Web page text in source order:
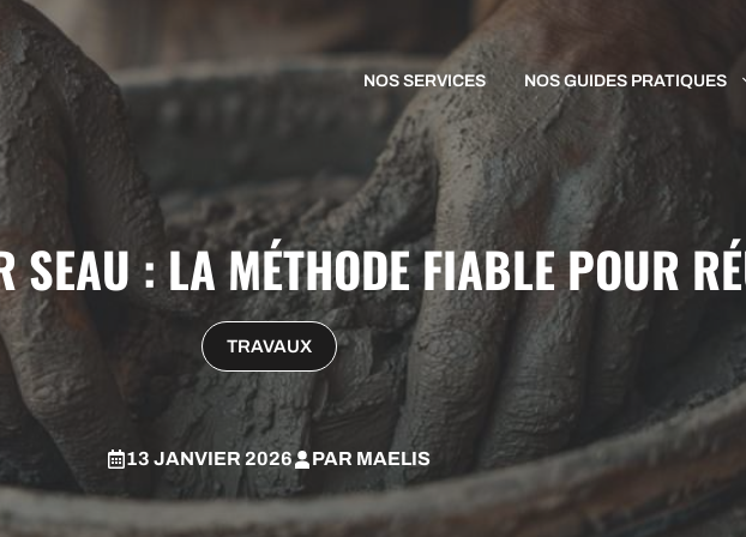
NOS SERVICES NOS GUIDES PRATIQUES
SEAU : LA MÉTHODE FIABLE POUR
TRAVAUX
13 JANVIER 2026 PAR MAELIS